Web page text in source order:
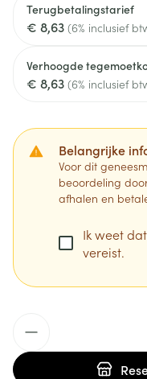
Terugbetalingstarief
€ 8,63 (6% inclusief
Verhoogde
€ 8,63 (6% inclusief
Belangrijke
Voor dit
beoordeling
afhalen en
Ik weet
vereist.